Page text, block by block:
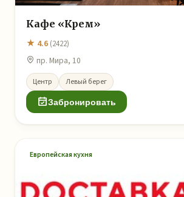
Кафе «Крем»
★ 4.6 (2422)
пр. Мира, 10
Центр Левый берег
Забронировать
Европейская кухня